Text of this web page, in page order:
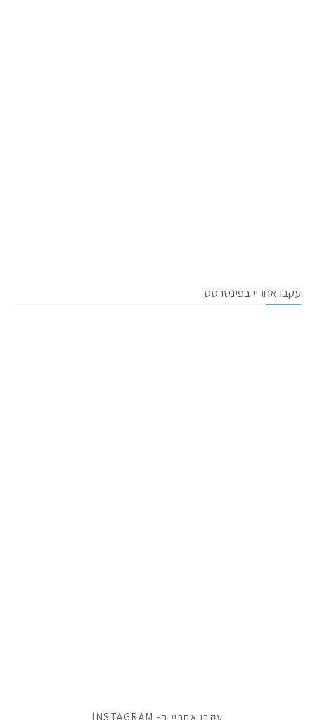
עקבו אחריי בפינטרסט
עקבו אחריי ב- INSTAGRAM